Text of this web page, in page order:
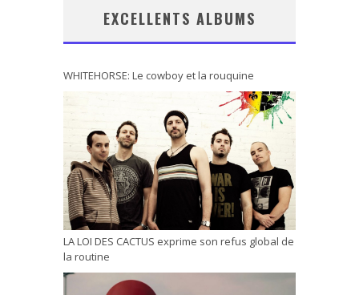
EXCELLENTS ALBUMS
WHITEHORSE: Le cowboy et la rouquine
LA LOI DES CACTUS exprime son refus global de
la routine